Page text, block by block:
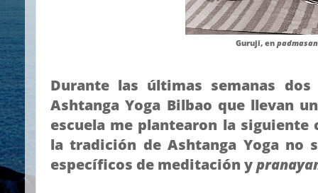
Guruji, en
Durante las últimas semanas
Ashtanga Yoga Bilbao que llevan
escuela me plantearon la siguiente
la tradición de Ashtanga Yoga no
específicos de meditación y